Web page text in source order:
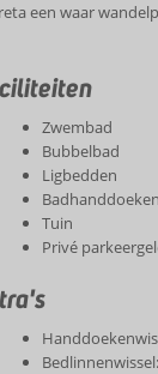
een waar
Zwembad
Bubbelbad
Ligbedden
Tuin
Privé